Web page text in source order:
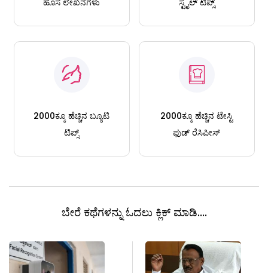
ಹೊಸ ಲೇಖನಗಳು
ಸ್ಟೈಲ್ ಟಿಪ್ಸ್
2000ಕ್ಕೂ ಹೆಚ್ಚಿನ ಬ್ಯೂಟಿ
ಟಿಪ್ಸ್
2000ಕ್ಕೂ ಹೆಚ್ಚಿನ ಟೇಸ್ಟಿ
ಫುಡ್ ರೆಸಿಪೀಸ್
ಬೇರೆ ಕಥೆಗಳನ್ನು ಓದಲು ಕ್ಲಿಕ್ ಮಾಡಿ....